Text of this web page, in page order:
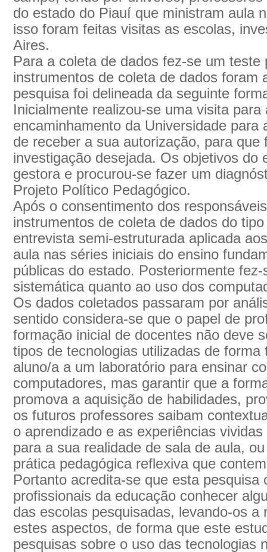
do estado do Piauí que ministram aula
isso foram feitas visitas as escolas,
Aires.
Para a coleta de dados fez-se um
instrumentos de coleta de dados foram
pesquisa foi delineada da seguinte
Inicialmente realizou-se uma visita para
encaminhamento da Universidade para
de receber a sua autorização, para
investigação desejada. Os objetivos do
gestora e procurou-se fazer um
Projeto Político Pedagógico.
Após o consentimento dos
instrumentos de coleta de dados do
entrevista semi-estruturada aplicada
aula nas séries iniciais do ensino
públicas do estado. Posteriormente
sistemática quanto ao uso dos
Os dados coletados passaram por
sentido considera-se que o papel de
formação inicial de docentes não deve
tipos de tecnologias utilizadas de
aluno/a a um laboratório para ensinar
computadores, mas garantir que a
promova a aquisição de habilidades,
os futuros professores saibam
o aprendizado e as experiências
para a sua realidade de sala de aula,
prática pedagógica reflexiva que
Portanto acredita-se que esta pesquisa
profissionais da educação conhecer
das escolas pesquisadas, levando-os a
estes aspectos, de forma que este
pesquisas sobre o uso das tecnologias